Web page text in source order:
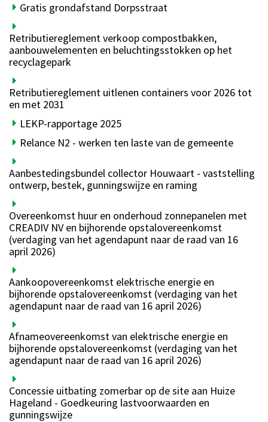
Gratis grondafstand Dorpsstraat
Retributiereglement verkoop compostbakken,
aanbouwelementen en beluchtingsstokken op het
recyclagepark
Retributiereglement uitlenen containers voor 2026 tot
en met 2031
LEKP-rapportage 2025
Relance N2 - werken ten laste van de gemeente
Aanbestedingsbundel collector Houwaart - vaststelling
ontwerp, bestek, gunningswijze en raming
Overeenkomst huur en onderhoud zonnepanelen met
CREADIV NV en bijhorende opstalovereenkomst
(verdaging van het agendapunt naar de raad van 16
april 2026)
Aankoopovereenkomst elektrische energie en
bijhorende opstalovereenkomst (verdaging van het
agendapunt naar de raad van 16 april 2026)
Afnameovereenkomst van elektrische energie en
bijhorende opstalovereenkomst (verdaging van het
agendapunt naar de raad van 16 april 2026)
Concessie uitbating zomerbar op de site aan Huize
Hageland - Goedkeuring lastvoorwaarden en
gunningswijze